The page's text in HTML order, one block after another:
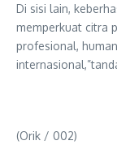
Di sisi lain,
memperkuat citra
profesional,
(Orik / 002)